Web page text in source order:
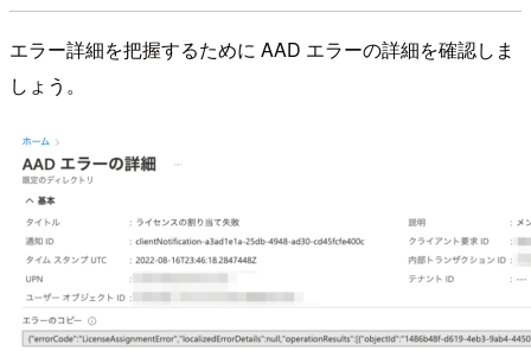
エラー詳細を把握するために AAD エラーの詳細を確認しま
しょう。